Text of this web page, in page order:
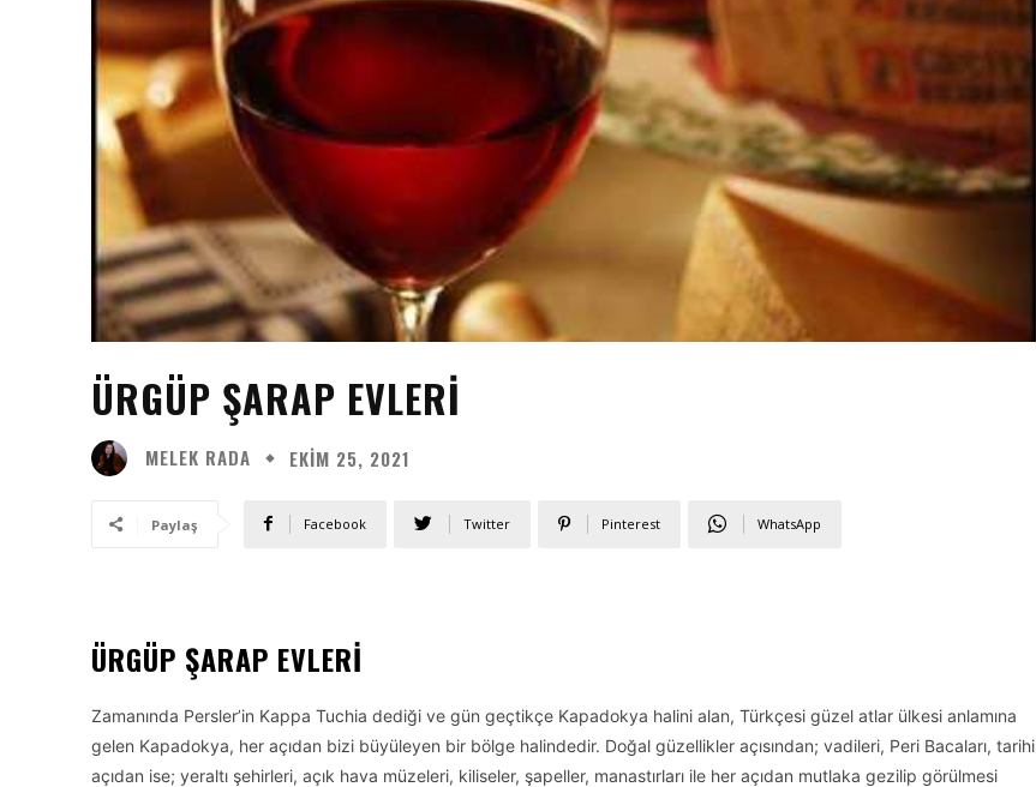
ÜRGÜP ŞARAP EVLERI
MELEK RADA EKIM 25, 2021
Paylaş Facebook Twitter Pinterest WhatsApp
ÜRGÜP ŞARAP EVLERI
Zamanında Persler’in Kappa Tuchia dediği ve gün geçtikçe Kapadokya halini alan, Türkçesi güzel atlar ülkesi anlamına
gelen Kapadokya, her açıdan bizi büyüleyen bir bölge halindedir. Doğal güzellikler açısından; vadileri, Peri Bacaları, tarihi
açıdan ise; yeraltı şehirleri, açık hava müzeleri, kiliseler, şapeller, manastırları ile her açıdan mutlaka gezilip görülmesi